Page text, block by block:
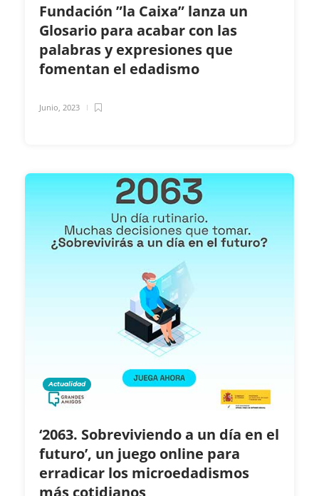
Fundación ”la Caixa” lanza un
Glosario para acabar con las
palabras y expresiones que
fomentan el edadismo
Junio, 2023
Actualidad
‘2063. Sobreviviendo a un día en el
futuro’, un juego online para
erradicar los microedadismos